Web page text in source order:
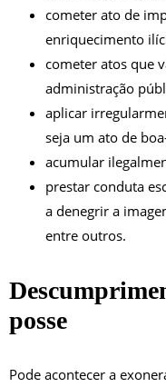
cometer ato de
enriquecimento
cometer atos que
administração
aplicar
seja um ato de
acumular
prestar conduta
a denegrir a
entre outros.
posse
Pode acontecer a